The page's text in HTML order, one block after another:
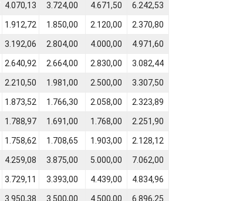
4.070,13 3.724,00 4.671,50 6.242,53
1.912,72 1.850,00 2.120,00 2.370,80
3.192,06 2.804,00 4.000,00 4.971,60
2.640,92 2.664,00 2.830,00 3.082,44
2.210,50 1.981,00 2.500,00 3.307,50
1.873,52 1.766,30 2.058,00 2.323,89
1.788,97 1.691,00 1.768,00 2.251,90
1.758,62 1.708,65 1.903,00 2.128,12
4.259,08 3.875,00 5.000,00 7.062,00
3.729,11 3.393,00 4.439,00 4.834,96
3.950,38 3.500,00 4.500,00 6.896,25